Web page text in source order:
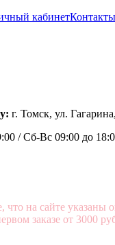
кабинетКонтакты
г. Томск, ул.
/Сб-Вс 09:00 до
что на сайте указаны
заказе от 3000